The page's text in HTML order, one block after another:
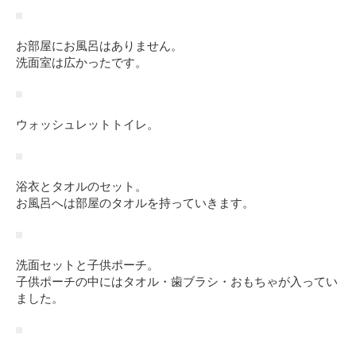
お部屋にお風呂はありません。
洗面室は広かったです。
ウォッシュレットトイレ。
浴衣とタオルのセット。
お風呂へは部屋のタオルを持っていきます。
洗面セットと子供ポーチ。
子供ポーチの中にはタオル・歯ブラシ・おもちゃが入ってい
ました。